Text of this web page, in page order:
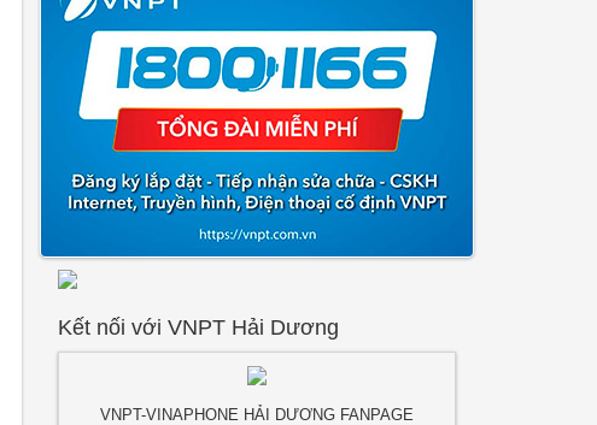
Kết nối với VNPT Hải Dương
VNPT-VINAPHONE HẢI DƯƠNG FANPAGE